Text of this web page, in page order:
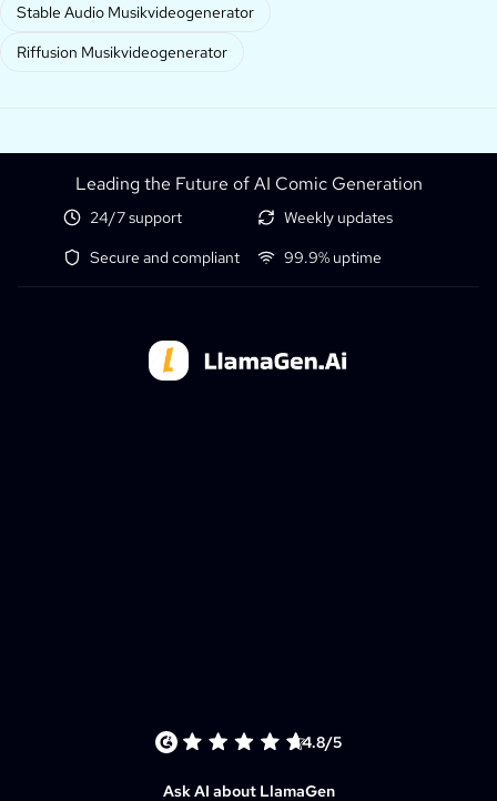
Stable Audio Musikvideogenerator
Riffusion Musikvideogenerator
Leading the Future of AI Comic Generation
24/7 support
Weekly updates
Secure and compliant
99.9% uptime
4.8/5
Ask AI about LlamaGen